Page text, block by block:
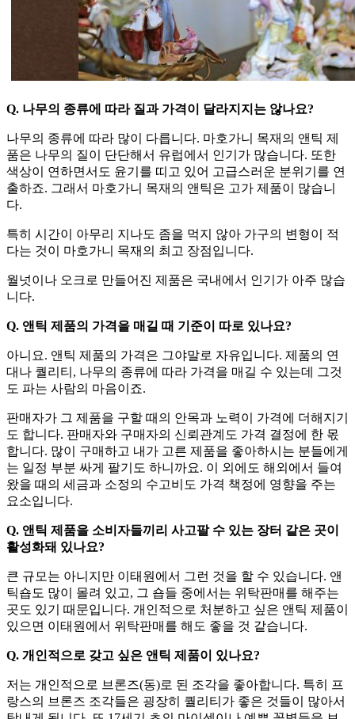
Q. 나무의 종류에 따라 질과 가격이 달라지지는 않나요?
나무의 종류에 따라 많이 다릅니다. 마호가니 목재의 앤틱 제
품은 나무의 질이 단단해서 유럽에서 인기가 많습니다. 또한
색상이 연하면서도 윤기를 띠고 있어 고급스러운 분위기를 연
출하죠. 그래서 마호가니 목재의 앤틱은 고가 제품이 많습니
다.
특히 시간이 아무리 지나도 좀을 먹지 않아 가구의 변형이 적
다는 것이 마호가니 목재의 최고 장점입니다.
월넛이나 오크로 만들어진 제품은 국내에서 인기가 아주 많습
니다.
Q. 앤틱 제품의 가격을 매길 때 기준이 따로 있나요?
아니요. 앤틱 제품의 가격은 그야말로 자유입니다. 제품의 연
대나 퀄리티, 나무의 종류에 따라 가격을 매길 수 있는데 그것
도 파는 사람의 마음이죠.
판매자가 그 제품을 구할 때의 안목과 노력이 가격에 더해지기
도 합니다. 판매자와 구매자의 신뢰관계도 가격 결정에 한 몫
합니다. 많이 구매하고 내가 고른 제품을 좋아하시는 분들에게
는 일정 부분 싸게 팔기도 하니까요. 이 외에도 해외에서 들여
왔을 때의 세금과 소정의 수고비도 가격 책정에 영향을 주는
요소입니다.
Q. 앤틱 제품을 소비자들끼리 사고팔 수 있는 장터 같은 곳이
활성화돼 있나요?
큰 규모는 아니지만 이태원에서 그런 것을 할 수 있습니다. 앤
틱숍도 많이 몰려 있고, 그 숍들 중에서는 위탁판매를 해주는
곳도 있기 때문입니다. 개인적으로 처분하고 싶은 앤틱 제품이
있으면 이태원에서 위탁판매를 해도 좋을 것 같습니다.
Q. 개인적으로 갖고 싶은 앤틱 제품이 있나요?
저는 개인적으로 브론즈(동)로 된 조각을 좋아합니다. 특히 프
랑스의 브론즈 조각들은 굉장히 퀄리티가 좋은 것들이 많아서